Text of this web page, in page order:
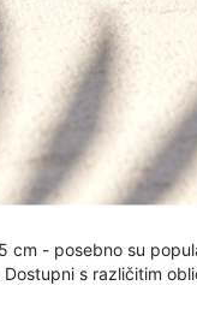
- posebno su
s različitim